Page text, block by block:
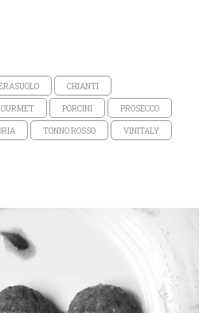
CHIANTI
PORCINI PROSECCO
TONNO ROSSO VINITALY